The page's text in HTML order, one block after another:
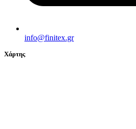
info@finitex.gr
Χάρτης